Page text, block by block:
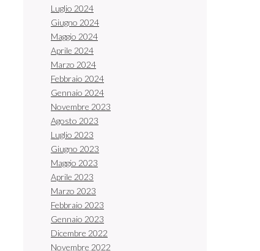
Luglio 2024
Giugno 2024
Maggio 2024
Aprile 2024
Marzo 2024
Febbraio 2024
Gennaio 2024
Novembre 2023
Agosto 2023
Luglio 2023
Giugno 2023
Maggio 2023
Aprile 2023
Marzo 2023
Febbraio 2023
Gennaio 2023
Dicembre 2022
Novembre 2022